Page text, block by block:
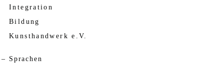
Integration
Bildung
Kunsthandwerk e.V.
Sprachen